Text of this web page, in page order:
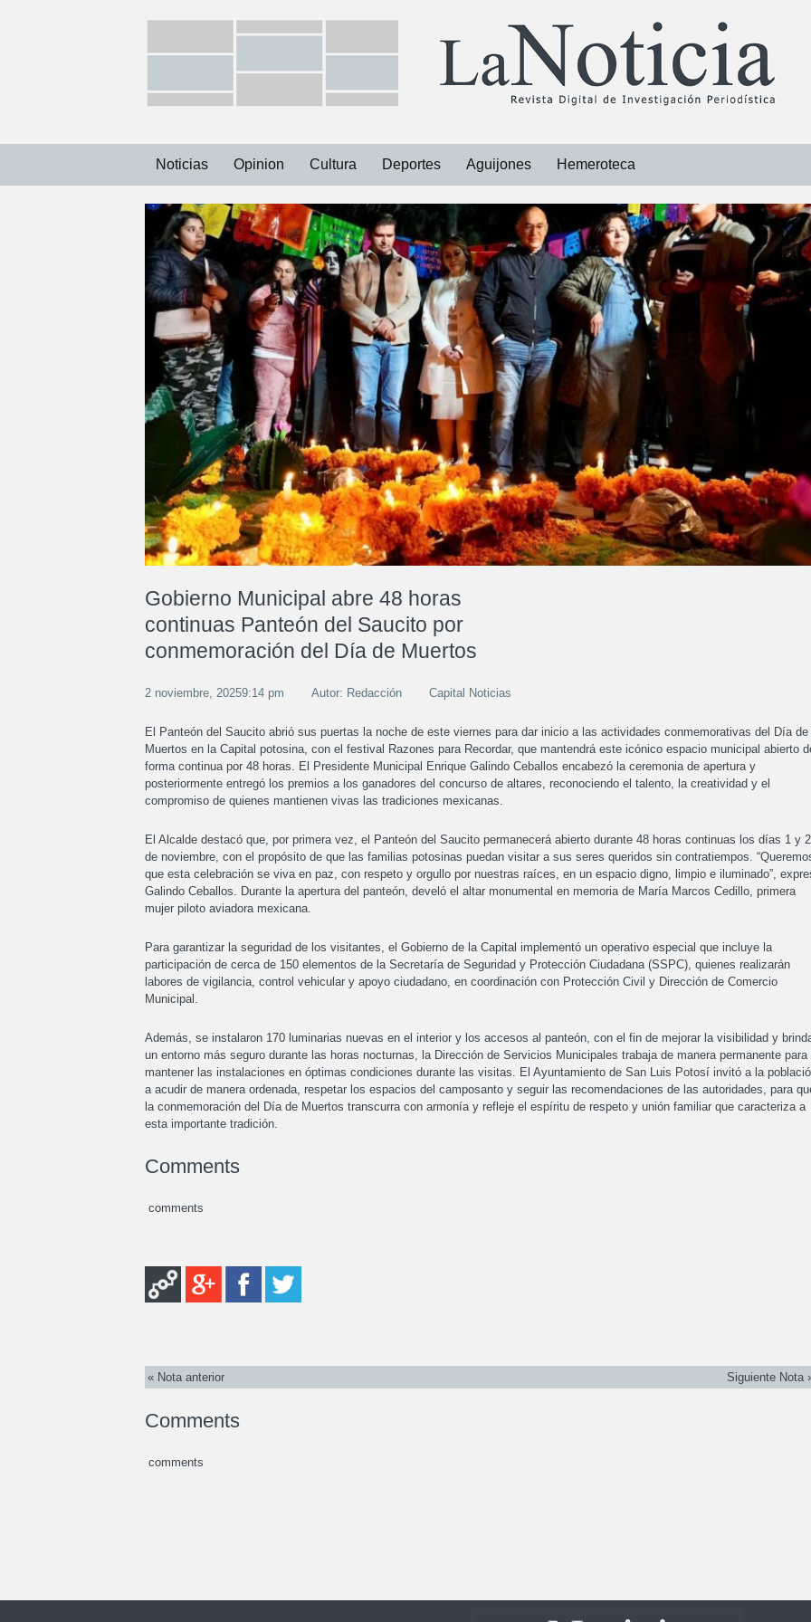
Noticias
Capital
Municipios
Opinion Cultura Deportes Aguijones Hemeroteca
Libros
Revistas
Gobierno Municipal abre 48 horas
continuas Panteón del Saucito por
conmemoración del Día de Muertos
2 noviembre, 20259:14 pm Autor: Redacción Capital Noticias
El Panteón del Saucito abrió sus puertas la noche de este viernes para dar inicio a las actividades conmemorativas del Día de
Muertos en la Capital potosina, con el festival Razones para Recordar, que mantendrá este icónico espacio municipal abierto
forma continua por 48 horas. El Presidente Municipal Enrique Galindo Ceballos encabezó la ceremonia de apertura y
posteriormente entregó los premios a los ganadores del concurso de altares, reconociendo el talento, la creatividad y el
compromiso de quienes mantienen vivas las tradiciones mexicanas.
El Alcalde destacó que, por primera vez, el Panteón del Saucito permanecerá abierto durante 48 horas continuas los días 1 y 2
de noviembre, con el propósito de que las familias potosinas puedan visitar a sus seres queridos sin contratiempos.
que esta celebración se viva en paz, con respeto y orgullo por nuestras raíces, en un espacio digno, limpio e iluminado”,
Galindo Ceballos. Durante la apertura del panteón, develó el altar monumental en memoria de María Marcos Cedillo, primera
mujer piloto aviadora mexicana.
Para garantizar la seguridad de los visitantes, el Gobierno de la Capital implementó un operativo especial que incluye la
participación de cerca de 150 elementos de la Secretaría de Seguridad y Protección Ciudadana (SSPC), quienes realizarán
labores de vigilancia, control vehicular y apoyo ciudadano, en coordinación con Protección Civil y Dirección de Comercio
Municipal.
Además, se instalaron 170 luminarias nuevas en el interior y los accesos al panteón, con el fin de mejorar la visibilidad y
un entorno más seguro durante las horas nocturnas, la Dirección de Servicios Municipales trabaja de manera permanente para
mantener las instalaciones en óptimas condiciones durante las visitas. El Ayuntamiento de San Luis Potosí invitó a la
a acudir de manera ordenada, respetar los espacios del camposanto y seguir las recomendaciones de las autoridades, para
la conmemoración del Día de Muertos transcurra con armonía y refleje el espíritu de respeto y unión familiar que caracteriza a
esta importante tradición.
Comments
comments
« Nota anterior Siguiente Nota
Comments
comments